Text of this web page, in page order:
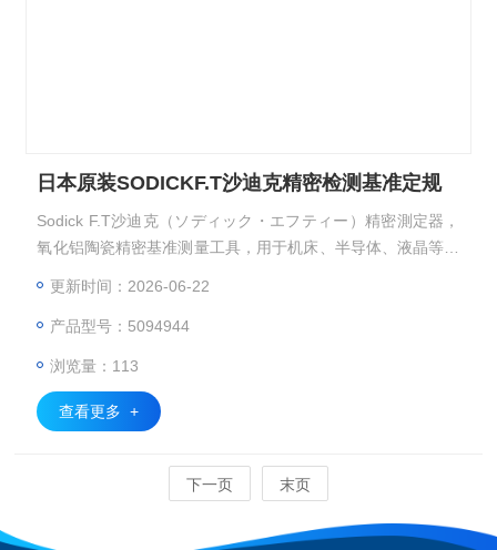
日本原装SODICKF.T沙迪克精密检测基准定规
Sodick F.T沙迪克（ソディック・エフティー）精密測定器，
氧化铝陶瓷精密基准测量工具，用于机床、半导体、液晶等超
瓷精密定盘做检测基准，避免静电与粉尘。 计量室校准：用
更新时间：2026-06-22
产品型号：5094944
浏览量：113
查看更多 +
下一页 末页